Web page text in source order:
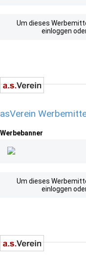
Um dieses
einloggen
asVerein
Werbebanner
Um dieses
einloggen